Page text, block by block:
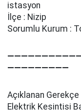
i̇stasyon
İlçe : Nizip
Sorumlu Kurum :
—————————
Açıklanan Gerekçe
Elektrik Kesintisi